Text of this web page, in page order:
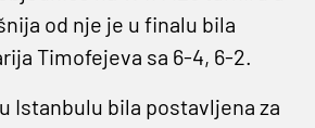
od nje je u finalu bila
Timofejeva sa 6-4, 6-2.
Istanbulu bila postavljena za